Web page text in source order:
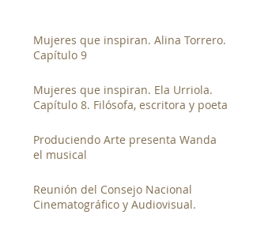
Mujeres que inspiran. Alina Torrero.
Capítulo 9
Mujeres que inspiran. Ela Urriola.
Capítulo 8. Filósofa, escritora y poeta
Produciendo Arte presenta Wanda
el musical
Reunión del Consejo Nacional
Cinematográfico y Audiovisual.